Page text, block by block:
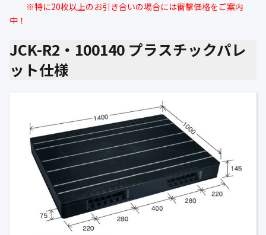
※特に20枚以上のお引き合いの場合には衝撃価格をご案内
中！
JCK-R2・100140 プラスチックパレ
ット仕様